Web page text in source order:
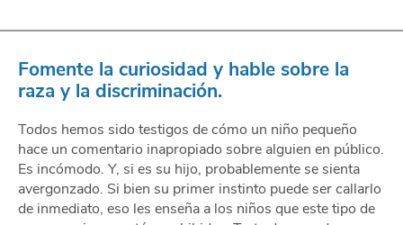
Fomente la curiosidad y hable sobre la
raza y la discriminación.
Todos hemos sido testigos de cómo un niño pequeño
hace un comentario inapropiado sobre alguien en público.
Es incómodo. Y, si es su hijo, probablemente se sienta
avergonzado. Si bien su primer instinto puede ser callarlo
de inmediato, eso les enseña a los niños que este tipo de